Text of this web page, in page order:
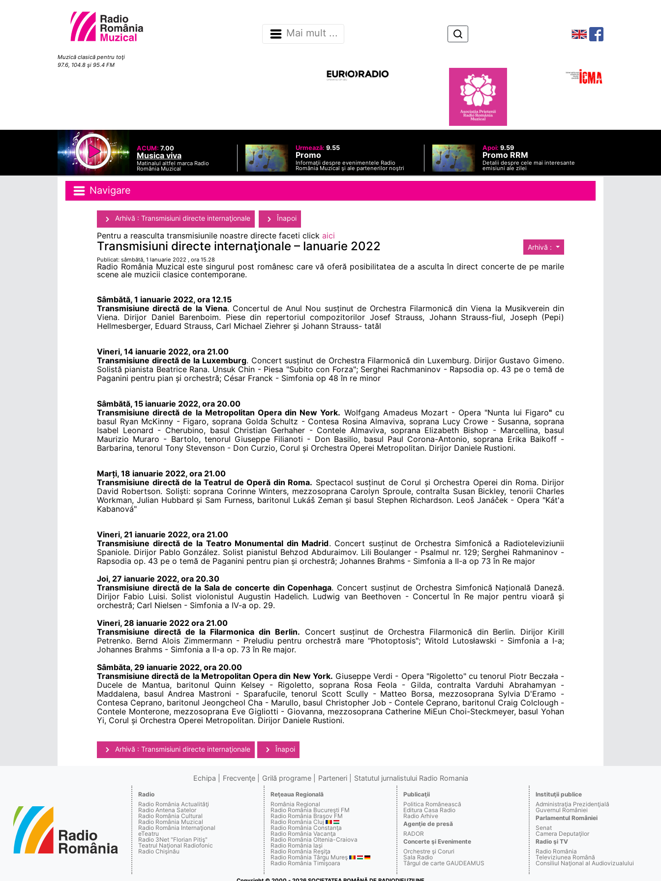
Muzică clasică pentru toţi
97.6, 104.8 şi 95.4 FM
Mai mult ...
ACUM: 7.00
Musica viva
Matinalul altfel marca Radio
România Muzical
Urmează: 9.55
Promo
Informaţii despre evenimentele Radio
România Muzical şi ale partenerilor noştri
Apoi: 9.59
Promo RRM
Detalii despre cele mai interesante
emisiuni ale zilei
Navigare
Arhivă : Transmisiuni directe internaţionale Înapoi
Pentru a reasculta transmisiunile noastre directe faceti click aici
Arhivă :
Transmisiuni directe internaţionale – Ianuarie 2022
Publicat: sâmbătă, 1 Ianuarie 2022 , ora 15.28
Radio România Muzical este singurul post românesc care vă oferă posibilitatea de a asculta în direct concerte de pe marile
scene ale muzicii clasice contemporane.
Sâmbătă, 1 ianuarie 2022, ora 12.15
Transmisiune directă de la Viena. Concertul de Anul Nou susținut de Orchestra Filarmonică din Viena la Musikverein din
Viena. Dirijor Daniel Barenboim. Piese din repertoriul compozitorilor Josef Strauss, Johann Strauss-fiul, Joseph (Pepi)
Hellmesberger, Eduard Strauss, Carl Michael Ziehrer și Johann Strauss- tatăl
Vineri, 14 ianuarie 2022, ora 21.00
Transmisiune directă de la Luxemburg. Concert susținut de Orchestra Filarmonică din Luxemburg. Dirijor Gustavo Gimeno.
Solistă pianista Beatrice Rana. Unsuk Chin - Piesa "Subito con Forza"; Serghei Rachmaninov - Rapsodia op. 43 pe o temă de
Paganini pentru pian și orchestră; César Franck - Simfonia op 48 în re minor
Sâmbătă, 15 ianuarie 2022, ora 20.00
Transmisiune directă de la Metropolitan Opera din New York. Wolfgang Amadeus Mozart - Opera "Nunta lui Figaro"cu
basul Ryan McKinny - Figaro, soprana Golda Schultz - Contesa Rosina Almaviva, soprana Lucy Crowe - Susanna, soprana
Isabel Leonard - Cherubino, basul Christian Gerhaher - Contele Almaviva, soprana Elizabeth Bishop - Marcellina, basul
Maurizio Muraro - Bartolo, tenorul Giuseppe Filianoti - Don Basilio, basul Paul Corona-Antonio, soprana Erika Baikoff -
Barbarina, tenorul Tony Stevenson - Don Curzio, Corul și Orchestra Operei Metropolitan. Dirijor Daniele Rustioni.
Marți, 18 ianuarie 2022, ora 21.00
Transmisiune directă de la Teatrul de Operă din Roma. Spectacol susținut de Corul și Orchestra Operei din Roma. Dirijor
David Robertson. Soliști: soprana Corinne Winters, mezzosoprana Carolyn Sproule, contralta Susan Bickley, tenorii Charles
Workman, Julian Hubbard și Sam Furness, baritonul Lukáš Zeman și basul Stephen Richardson. Leoš Janáček - Opera "Kát'a
Kabanová"
Vineri, 21 ianuarie 2022, ora 21.00
Transmisiune directă de la Teatro Monumental din Madrid. Concert susținut de Orchestra Simfonică a Radioteleviziunii
Spaniole. Dirijor Pablo González. Solist pianistul Behzod Abduraimov. Lili Boulanger - Psalmul nr. 129; Serghei Rahmaninov -
Rapsodia op. 43 pe o temă de Paganini pentru pian și orchestră; Johannes Brahms - Simfonia a II-a op 73 în Re major
Joi, 27 ianuarie 2022, ora 20.30
Transmisiune directă de la Sala de concerte din Copenhaga. Concert susținut de Orchestra Simfonică Națională Daneză.
Dirijor Fabio Luisi. Solist violonistul Augustin Hadelich. Ludwig van Beethoven - Concertul în Re major pentru vioară și
orchestră; Carl Nielsen - Simfonia a IV-a op. 29.
Vineri, 28 ianuarie 2022 ora 21.00
Transmisiune directă de la Filarmonica din Berlin. Concert susținut de Orchestra Filarmonică din Berlin. Dirijor Kirill
Petrenko. Bernd Alois Zimmermann - Preludiu pentru orchestră mare "Photoptosis"; Witold Lutosławski - Simfonia a I-a;
Johannes Brahms - Simfonia a II-a op. 73 în Re major.
Sâmbăta, 29 ianuarie 2022, ora 20.00
Transmisiune directă de la Metropolitan Opera din New York. Giuseppe Verdi - Opera "Rigoletto" cu tenorul Piotr Beczała -
Ducele de Mantua, baritonul Quinn Kelsey - Rigoletto, soprana Rosa Feola - Gilda, contralta Varduhi Abrahamyan -
Maddalena, basul Andrea Mastroni - Sparafucile, tenorul Scott Scully - Matteo Borsa, mezzosoprana Sylvia D'Eramo -
Contesa Ceprano, baritonul Jeongcheol Cha - Marullo, basul Christopher Job - Contele Ceprano, baritonul Craig Colclough -
Contele Monterone, mezzosoprana Eve Gigliotti - Giovanna, mezzosoprana Catherine MiEun Choi-Steckmeyer, basul Yohan
Yi, Corul și Orchestra Operei Metropolitan. Dirijor Daniele Rustioni.
Arhivă : Transmisiuni directe internaţionale Înapoi
Echipa Frecvenţe Grilă programe Parteneri Statutul jurnalistului Radio Romania
Radio
Radio România Actualităţi
Radio Antena Satelor
Radio România Cultural
Radio România Muzical
Radio România Internaţional
eTeatru
Radio 3Net "Florian Pitiş"
Teatrul Naţional Radiofonic
Radio Chişinău
Reţeaua Regională
România Regional
Radio România Bucureşti FM
Radio România Braşov FM
Radio România Cluj
Radio România Constanţa
Radio România Vacanţa
Radio România Oltenia-Craiova
Radio România Iaşi
Radio România Reşiţa
Radio România Târgu Mureş
Radio România Timişoara
Publicaţii
Politica Românească
Editura Casa Radio
Radio Arhive
Agenţie de presă
RADOR
Concerte şi Evenimente
Orchestre şi Coruri
Sala Radio
Târgul de carte GAUDEAMUS
Instituţii publice
Administraţia Prezidenţială
Guvernul României
Parlamentul României
Senat
Camera Deputaţilor
Radio şi TV
Radio România
Televiziunea Română
Consiliul Naţional al Audiovizualului